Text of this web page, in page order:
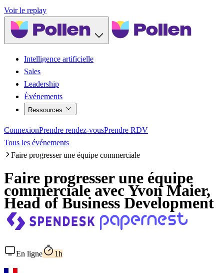
Voir le replay
Intelligence artificielle
Sales
Leadership
Événements
Ressources
ConnexionPrendre rendez-vousPrendre RDV
Tous les événements
Faire progresser une équipe commerciale
Faire progresser une équipe
commerciale avecYvon Maier,
Head of Business Development
En ligne 1h